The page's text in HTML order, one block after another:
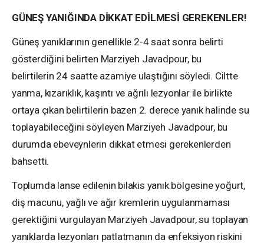
GÜNEŞ YANIĞINDA DİKKAT EDİLMESİ GEREKENLER!
Güneş yanıklarının genellikle 2-4 saat sonra belirti
gösterdiğini belirten Marziyeh Javadpour, bu
belirtilerin 24 saatte azamiye ulaştığını söyledi. Ciltte
yanma, kızarıklık, kaşıntı ve ağrılı lezyonlar ile birlikte
ortaya çıkan belirtilerin bazen 2. derece yanık halinde su
toplayabileceğini söyleyen Marziyeh Javadpour, bu
durumda ebeveynlerin dikkat etmesi gerekenlerden
bahsetti.
Toplumda lanse edilenin bilakis yanık bölgesine yoğurt,
diş macunu, yağlı ve ağır kremlerin uygulanmaması
gerektiğini vurgulayan Marziyeh Javadpour, su toplayan
yanıklarda lezyonları patlatmanın da enfeksiyon riskini